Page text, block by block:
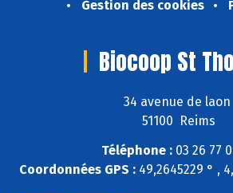
Gestion des cookies
Biocoop St
34 avenue de laon
51100 Reims
Téléphone :03 26 77
Coordonnées GPS : 49,2645229 ° ,